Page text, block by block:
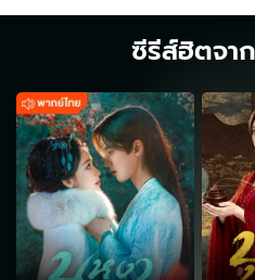
ซีรีส์ฮิตจาก